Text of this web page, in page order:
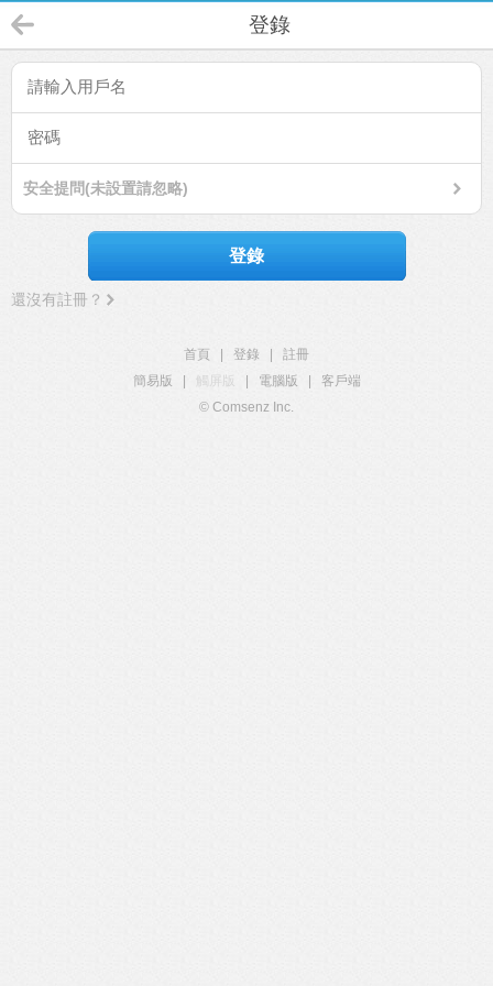
登錄
安全提問(未設置請忽略)
登錄
還沒有註冊？
首頁 登錄
註冊
簡易版
觸屏版 電腦版
客戶端
© Comsenz Inc.